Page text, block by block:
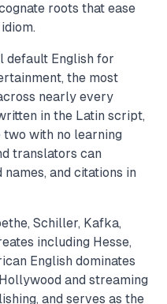
roots that ease
default English for
the most
nearly every
in the Latin script,
with no learning
translators can
and citations in
Schiller, Kafka,
including Hesse,
English dominates
and streaming
and serves as the